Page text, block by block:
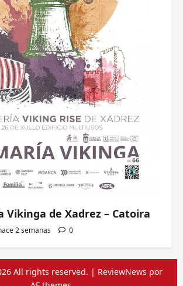
Vikinga de Xadrez – Catoira
2 semanas 0
All rights reserved. | ReviewNews por